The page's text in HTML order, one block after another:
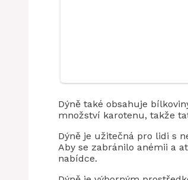
Dýně také obsahuje
množství karotenu, takže
Dýně je užitečná pro lidi s
Aby se zabránilo anémii a
nabídce.